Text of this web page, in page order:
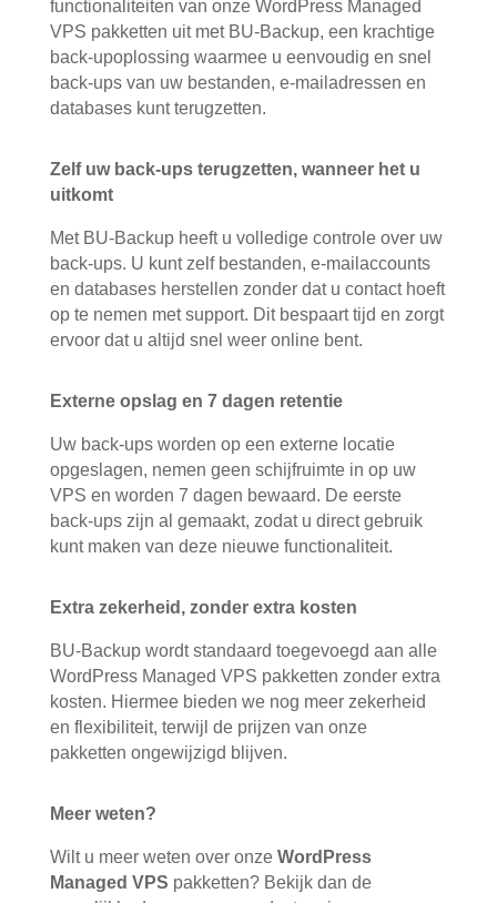
functionaliteiten van onze WordPress Managed
VPS pakketten uit met BU-Backup, een krachtige
back-upoplossing waarmee u eenvoudig en snel
back-ups van uw bestanden, e-mailadressen en
databases kunt terugzetten.
Zelf uw back-ups terugzetten, wanneer het u
uitkomt
Met BU-Backup heeft u volledige controle over uw
back-ups. U kunt zelf bestanden, e-mailaccounts
en databases herstellen zonder dat u contact hoeft
op te nemen met support. Dit bespaart tijd en zorgt
ervoor dat u altijd snel weer online bent.
Externe opslag en 7 dagen retentie
Uw back-ups worden op een externe locatie
opgeslagen, nemen geen schijfruimte in op uw
VPS en worden 7 dagen bewaard. De eerste
back-ups zijn al gemaakt, zodat u direct gebruik
kunt maken van deze nieuwe functionaliteit.
Extra zekerheid, zonder extra kosten
BU-Backup wordt standaard toegevoegd aan alle
WordPress Managed VPS pakketten zonder extra
kosten. Hiermee bieden we nog meer zekerheid
en flexibiliteit, terwijl de prijzen van onze
pakketten ongewijzigd blijven.
Meer weten?
Wilt u meer weten over onze WordPress
Managed VPS pakketten? Bekijk dan de